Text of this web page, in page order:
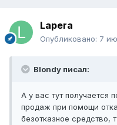
Lapera
Опубликовано: 7
Blondy писал:
А у вас тут получается
продаж при помощи
безотказное средство,